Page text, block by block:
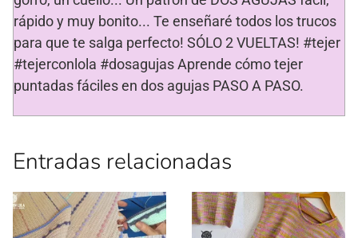
e
n
u
n
a
v
e
n
a
u
e
)
n
t
a
n
a
n
u
e
a
rápido y muy bonito... Te enseñaré todos los trucos
para que te salga perfecto! SÓLO 2 VUELTAS! #tejer
#tejerconlola #dosagujas Aprende cómo tejer
puntadas fáciles en dos agujas PASO A PASO.
Entradas relacionadas